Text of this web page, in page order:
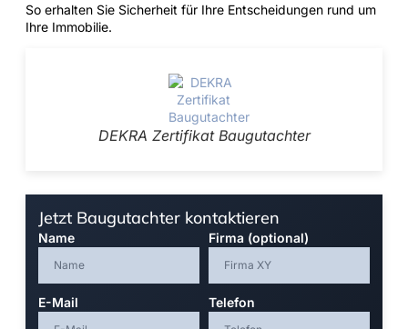
So erhalten Sie Sicherheit für Ihre Entscheidungen rund um
Ihre Immobilie.
DEKRA Zertifikat Baugutachter
Jetzt Baugutachter kontaktieren
Name Firma (optional)
E-Mail Telefon